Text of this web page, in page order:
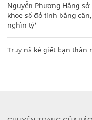
Nguyễn Phương Hằng
khoe sổ đỏ tính bằng
nghìn tỷ'
Truy nã kẻ giết bạn thân